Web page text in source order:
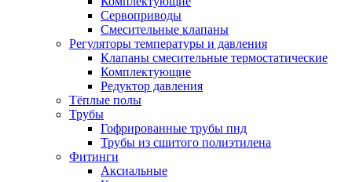
Сервоприводы
Смесительные клапаны
Регуляторы температуры и давления
Клапаны смесительные термостатические
Комплектующие
Редуктор давления
Тёплые полы
Трубы
Гофрированные трубы пнд
Трубы из сшитого полиэтилена
Фитинги
Аксиальные